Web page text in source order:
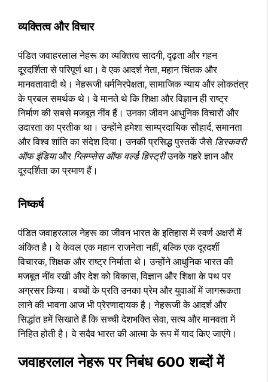
व्यक्तित्व और विचार
पंडित जवाहरलाल नेहरू का व्यक्तित्व सादगी, दृढ़ता और गहन
दूरदर्शिता से परिपूर्ण था। वे एक आदर्श नेता, महान चिंतक और
मानवतावादी थे। नेहरूजी धर्मनिरपेक्षता, सामाजिक न्याय और लोकतंत्र
के प्रबल समर्थक थे। वे मानते थे कि शिक्षा और विज्ञान ही राष्ट्र
निर्माण की सबसे मजबूत नींव हैं। उनका जीवन आधुनिक विचारों और
उदारता का प्रतीक था। उन्होंने हमेशा साम्प्रदायिक सौहार्द, समानता
और विश्व शांति का संदेश दिया। उनकी प्रसिद्ध पुस्तकें जैसे डिस्कवरी
ऑफ इंडियाऔर ग्लिम्प्सेस ऑफ वर्ल्ड हिस्ट्रीउनके गहरे ज्ञान और
दूरदर्शिता का प्रमाण हैं।
निष्कर्ष
पंडित जवाहरलाल नेहरू का जीवन भारत के इतिहास में स्वर्ण अक्षरों में
अंकित है। वे केवल एक महान राजनेता नहीं, बल्कि एक दूरदर्शी
विचारक, शिक्षक और राष्ट्र निर्माता थे। उन्होंने आधुनिक भारत की
मजबूत नींव रखी और देश को विकास, विज्ञान और शिक्षा के पथ पर
अग्रसर किया। बच्चों के प्रति उनका प्रेम और युवाओं में जागरूकता
लाने की भावना आज भी प्रेरणादायक है। नेहरूजी के आदर्श और
सिद्धांत हमें सिखाते हैं कि सच्ची देशभक्ति सेवा, सत्य और मानवता में
निहित होती है। वे सदैव भारत की आत्मा के रूप में याद किए जाएंगे।
जवाहरलाल नेहरू पर निबंध 600 शब्दों में